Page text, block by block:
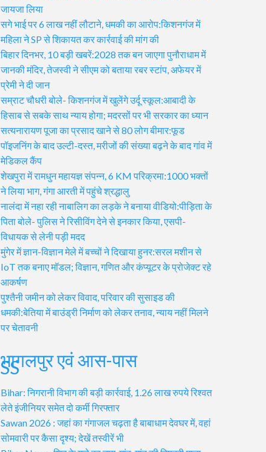
जायजा लिया
सगे भाई पर 6 लाख नहीं लौटाने, धमकी का आरोप:किशनगंज में
महिला ने SP से शिकायत कर कार्रवाई की मांग की
बिहार दिनभर, 10 बड़ी खबरें:2028 तक बन जाएगा पुनौराधाम में
जानकी मंदिर, तेजस्वी ने सीएम को बताया रबर स्टांप, अफेयर में
प्रेमी ने दी जान
सम्राट चौधरी बोले- किशनगंज में खुलेंगे उर्दू स्कूल:आबादी के
हिसाब से सबके साथ न्याय होगा; मदरसों पर भी सरकार का ध्यान
सत्यनारायण पूजा का प्रसाद खाने से 80 लोग बीमार:फूड
पॉइजनिंग के बाद उल्टी-दस्त, मरीजों की संख्या बढ़ने के बाद गांव में
मेडिकल कैंप
शेखपुरा में रामधुन महायज्ञ संपन्न, 6 KM परिक्रमा:1000 भक्तों
ने लिया भाग, गंगा आरती में पहुंचे श्रद्धालु
नालंदा में नहा रही नाबालिग का लड़के ने बनाया वीडियो:पीड़िता के
पिता बोले- पुलिस ने रिसीविंग देने से इनकार किया, एसपी-
विधायक से लेनी पड़ी मदद
मुंगेर में ज्ञान-विज्ञान मेले में बच्चों ने दिखाया हुनर:सरल मशीन से
IoT तक बनाए मॉडल; विज्ञान, गणित और कंप्यूटर के प्रोजेक्ट रहे
आकर्षण
पुश्तैनी जमीन को लेकर विवाद, परिवार की सुसाइड की
धमकी:बेतिया में बाउंड्री निर्माण को लेकर तनाव, न्याय नहीं मिलने
पर चेतावनी
भागलपुर एवं आस-पास
Bihar: निगरानी विभाग की बड़ी कार्रवाई, 1.26 लाख रुपये रिश्वत
लेते इंजीनियर समेत दो कर्मी गिरफ्तार
Sawan 2026 : जहां का गंगाजल चढ़ता है बाबाधाम देवघर में, वहां
सोमवारी पर कैसा दृश्य; देखें तस्वीरें भी